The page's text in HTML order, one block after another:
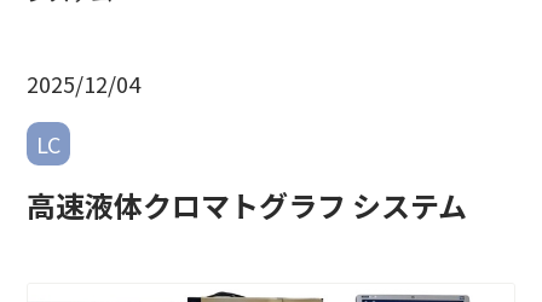
2025/12/04
LC
高速液体クロマトグラフ システム